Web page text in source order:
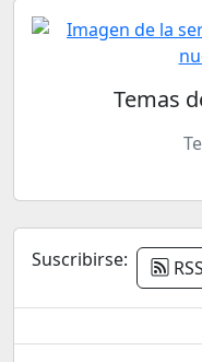
Temas
Suscribirse: RSS